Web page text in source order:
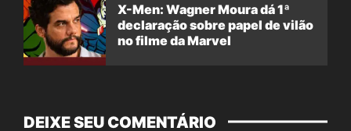
X-Men: Wagner Moura dá 1ª
declaração sobre papel de vilão
no filme da Marvel
DEIXE SEU COMENTÁRIO